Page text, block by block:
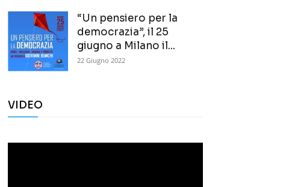
“Un pensiero per la
democrazia”, il 25
giugno a Milano il...
22 Giugno 2022
VIDEO